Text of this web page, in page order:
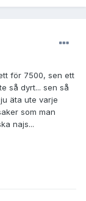
för 7500, sen ett
så dyrt... sen så
äta ute varje
som man
najs...